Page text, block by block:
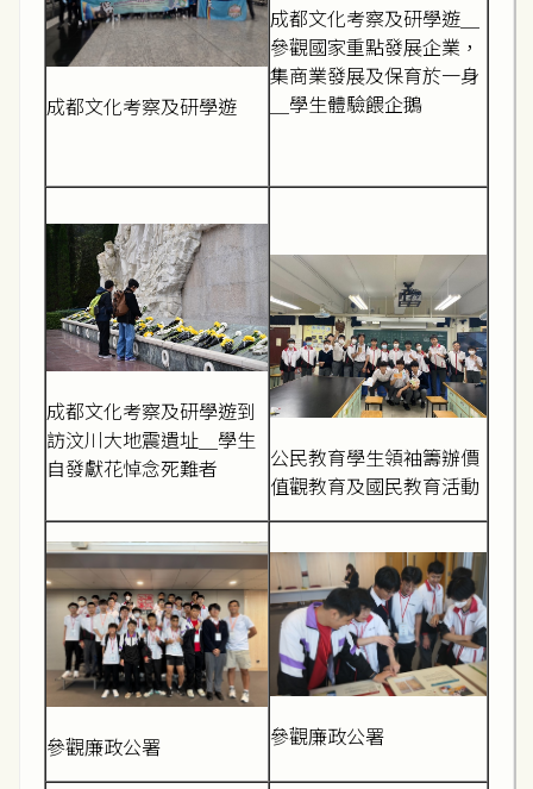
成都文化考察及研學遊
成都文化考察及研學遊＿
參觀國家重點發展企業，
集商業發展及保育於一身
＿學生體驗餵企鵝
成都文化考察及研學遊到
訪汶川大地震遺址＿學生
自發獻花悼念死難者
公民教育學生領袖籌辦價
值觀教育及國民教育活動
參觀廉政公署 參觀廉政公署